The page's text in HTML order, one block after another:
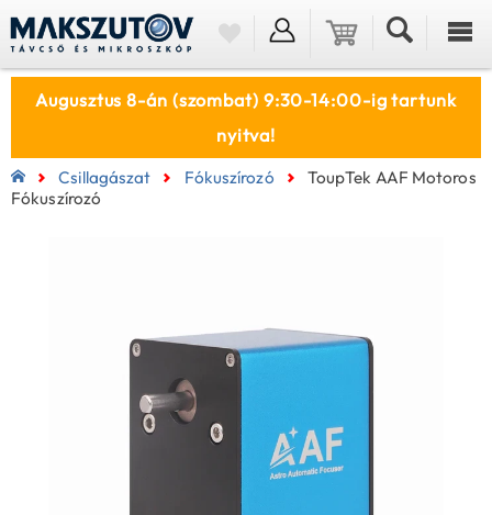
Augusztus 8-án (szombat) 9:30-14:00-ig tartunk
nyitva!
Csillagászat Fókuszírozó
ToupTek AAF Motoros
Fókuszírozó